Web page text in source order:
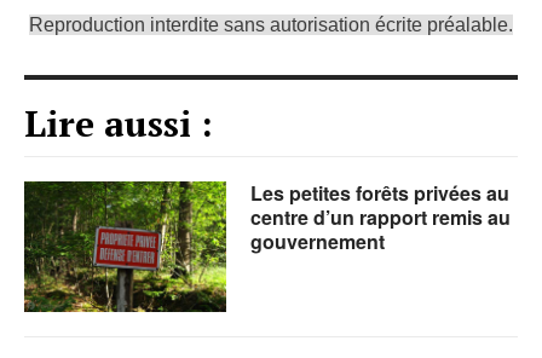
Reproduction interdite sans autorisation écrite préalable.
Lire aussi :
Les petites forêts privées au
centre d’un rapport remis au
gouvernement